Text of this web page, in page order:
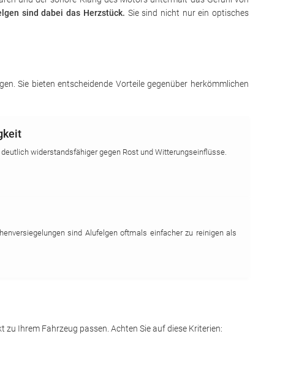
sind dabei das Herzstück. Sie sind nicht nur ein optisches
Sie bieten entscheidende Vorteile gegenüber herkömmlichen
widerstandsfähiger gegen Rost und Witterungseinflüsse.
sind Alufelgen oftmals einfacher zu reinigen als
Ihrem Fahrzeug passen. Achten Sie auf diese Kriterien: